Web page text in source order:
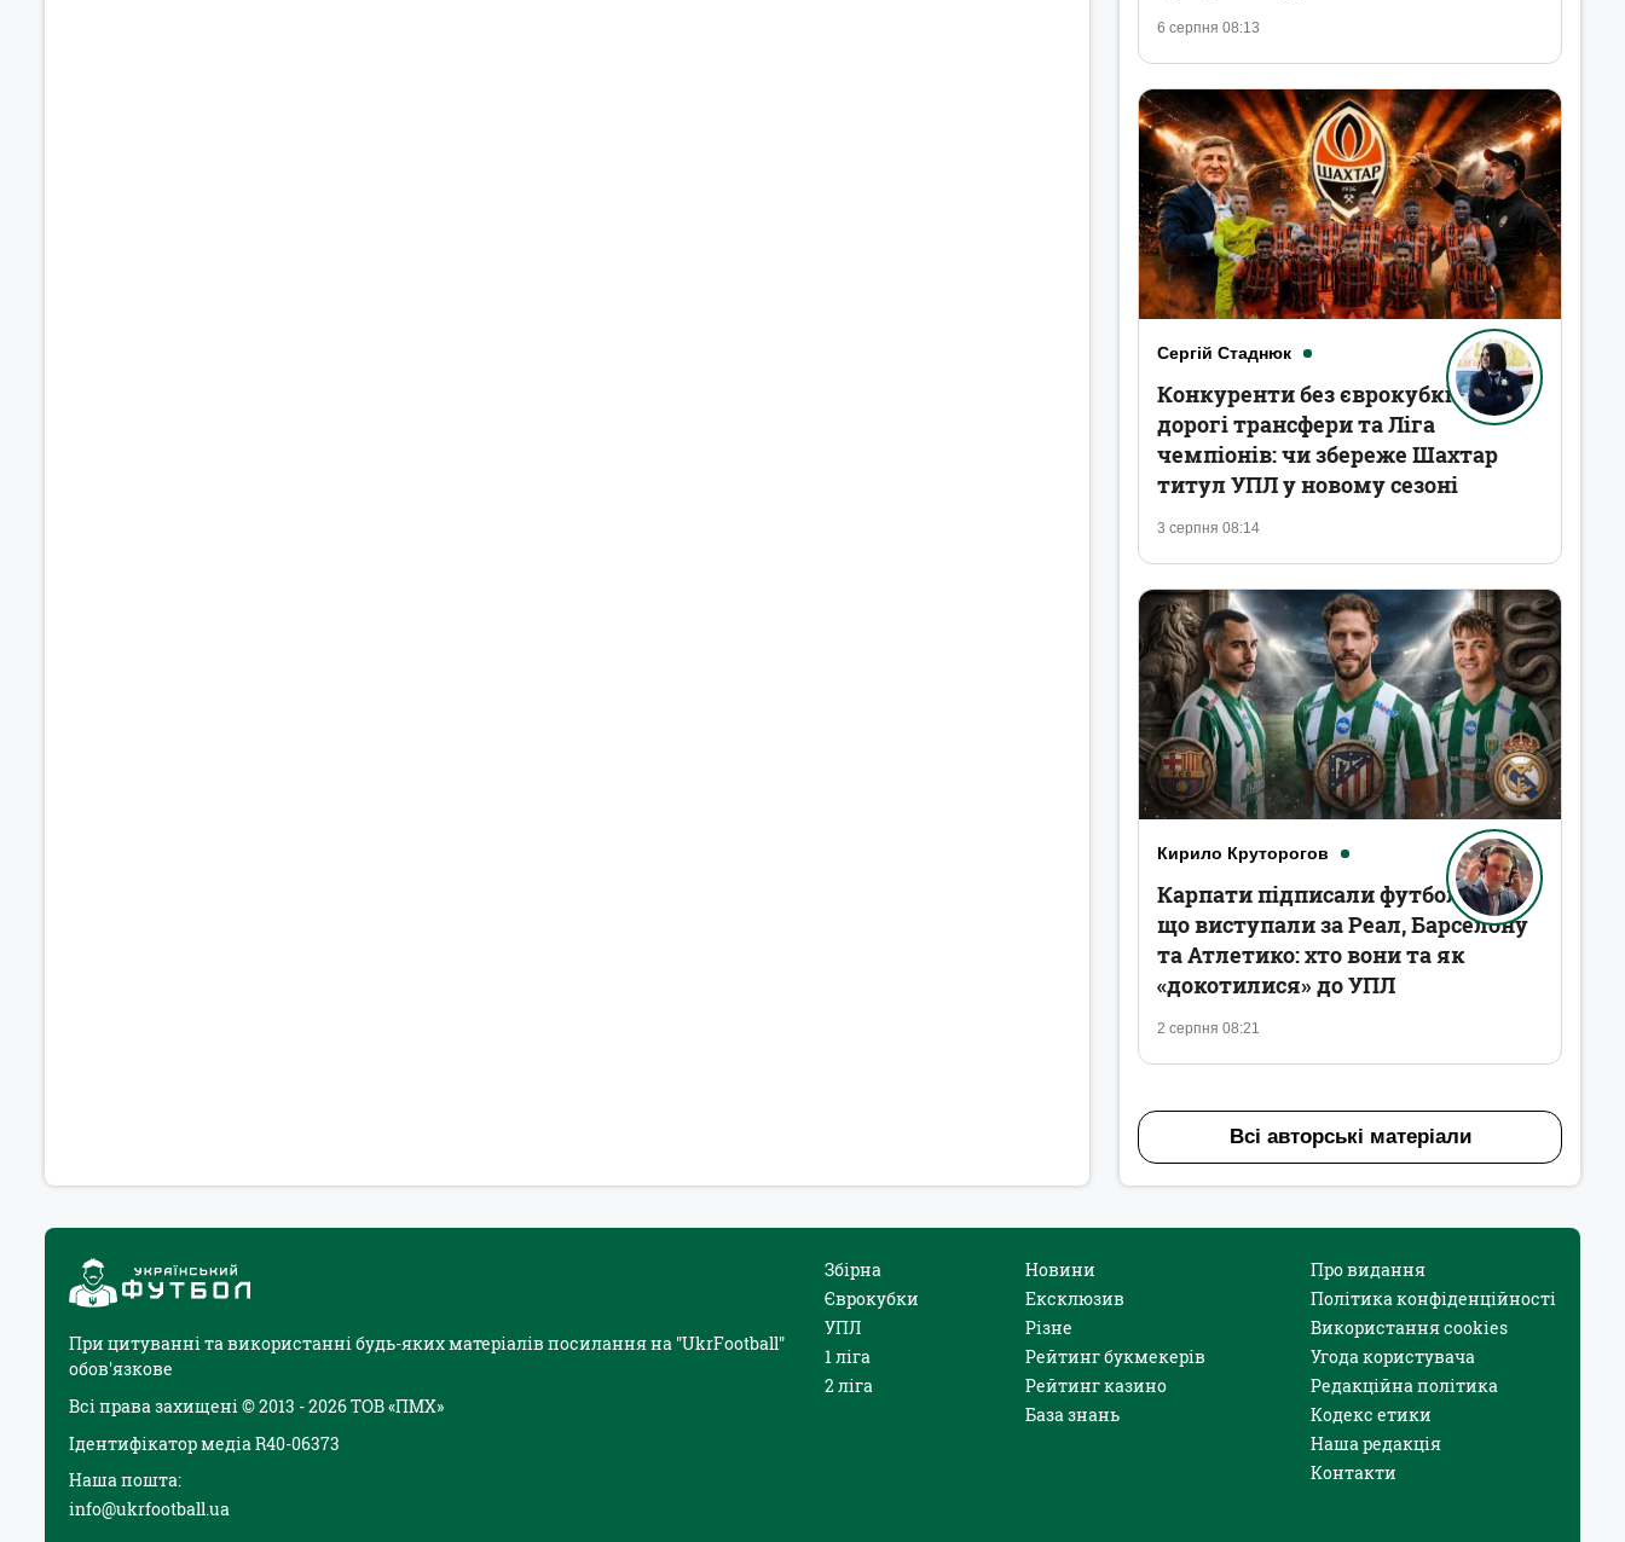
6 серпня 08:13
Сергій Стаднюк
3 серпня 08:14
Конкуренти без єврокубків,
дорогі трансфери та Ліга
чемпіонів: чи збереже Шахтар
титул УПЛ у новому сезоні
Кирило Круторогов
2 серпня 08:21
Карпати підписали футболістів,
що виступали за Реал, Барселону
та Атлетико: хто вони та як
«докотилися» до УПЛ
Всі авторські матеріали
При цитуванні та використанні будь-яких матеріалів посилання на "UkrFootball"
обов'язкове
Всі права захищені © 2013 - 2026 ТОВ «ПМХ»
Ідентифікатор медіа R40-06373
Наша пошта:
info@ukrfootball.ua
Збірна
Єврокубки
УПЛ
1 ліга
2 ліга
Новини
Ексклюзив
Різне
Рейтинг букмекерів
Рейтинг казино
База знань
Про видання
Політика конфіденційності
Використання cookies
Угода користувача
Редакційна політика
Кодекс етики
Наша редакція
Контакти